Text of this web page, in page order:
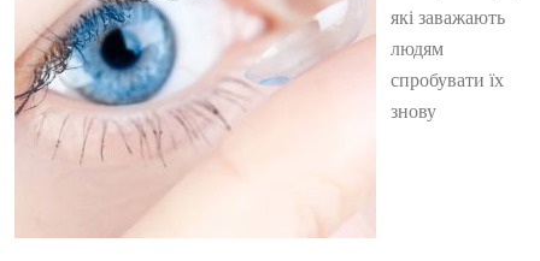
які заважають
людям
спробувати їх
знову